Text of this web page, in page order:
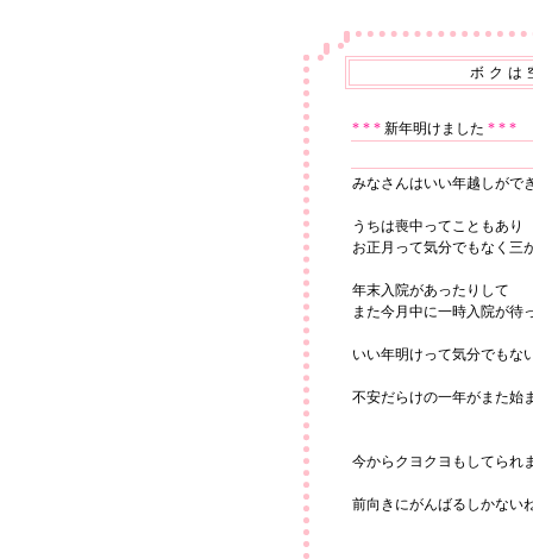
ボクは
* * * 新年明けました * * *
みなさんはいい年越しがで
うちは喪中ってこともあり
お正月って気分でもなく三
年末入院があったりして
また今月中に一時入院が待
いい年明けって気分でもな
不安だらけの一年がまた始
今からクヨクヨもしてられ
前向きにがんばるしかない